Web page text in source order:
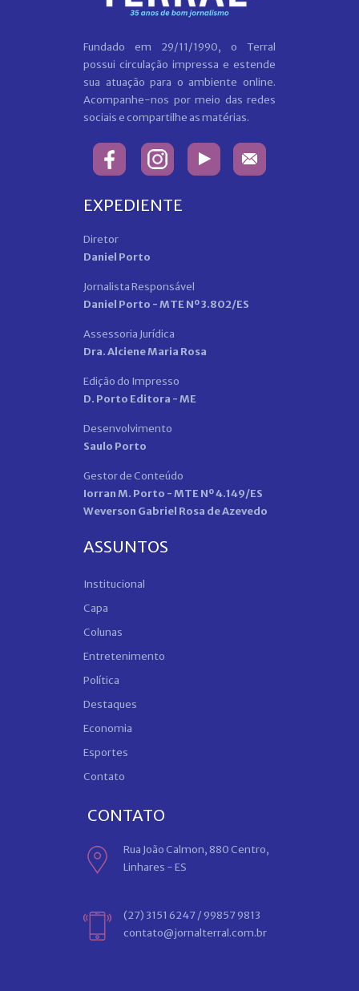
Fundado em 29/11/1990, o Terral
possui circulação impressa e estende
sua atuação para o ambiente online.
Acompanhe-nos por meio das redes
sociais e compartilhe as matérias.
EXPEDIENTE
Diretor
Daniel Porto
Jornalista Responsável
Daniel Porto - MTE Nº 3.802/ES
Assessoria Jurídica
Dra. Alciene Maria Rosa
Edição do Impresso
D. Porto Editora - ME
Desenvolvimento
Saulo Porto
Gestor de Conteúdo
Iorran M. Porto - MTE Nº 4.149/ES
Weverson Gabriel Rosa de Azevedo
ASSUNTOS
Institucional
Capa
Colunas
Entretenimento
Política
Destaques
Economia
Esportes
Contato
CONTATO
Rua João Calmon, 880 Centro,
Linhares - ES
(27) 3151 6247 / 99857 9813
contato@jornalterral.com.br